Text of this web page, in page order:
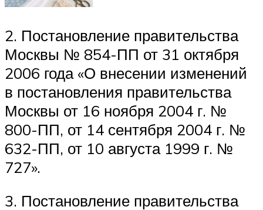
2. Постановление правительства
Москвы № 854-ПП от 31 октября
2006 года «О внесении изменений
в постановления правительства
Москвы от 16 ноября 2004 г. №
800-ПП, от 14 сентября 2004 г. №
632-ПП, от 10 августа 1999 г. №
727».
3. Постановление правительства